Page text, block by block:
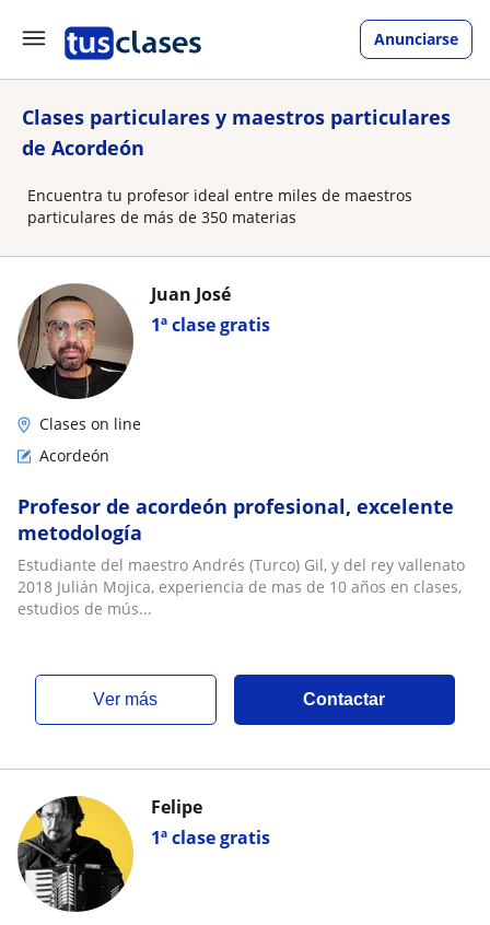
Anunciarse
Clases particulares y maestros particulares
de Acordeón
Encuentra tu profesor ideal entre miles de maestros
particulares de más de 350 materias
1ª clase gratis
Juan José
Clases on line
Acordeón
Profesor de acordeón profesional, excelente
metodología
Estudiante del maestro Andrés (Turco) Gil, y del rey vallenato
2018 Julián Mojica, experiencia de mas de 10 años en clases,
estudios de mús...
ver más Contactar
1ª clase gratis
Felipe